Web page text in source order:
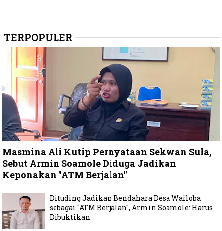
TERPOPULER
Masmina Ali Kutip Pernyataan Sekwan Sula,
Sebut Armin Soamole Diduga Jadikan
Keponakan "ATM Berjalan"
Dituding Jadikan Bendahara Desa Wailoba
sebagai "ATM Berjalan", Armin Soamole: Harus
Dibuktikan